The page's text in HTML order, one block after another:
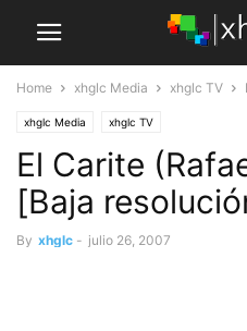
Home xhglc Media xhglc TV
xhglc Media xhglc TV
El Carite
[Baja
By xhglc - julio 26, 2007